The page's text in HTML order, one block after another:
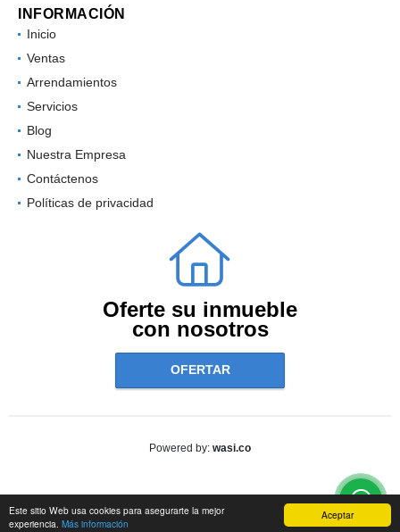
Aceptar
Este sitio Web usa cookies para asegurarte la mejor
experiencia. Más información
INFORMACIÓN
Inicio
Ventas
Arrendamientos
Servicios
Blog
Nuestra Empresa
Contáctenos
Políticas de privacidad
Oferte su inmueble
con nosotros
OFERTAR
Powered by: wasi.co